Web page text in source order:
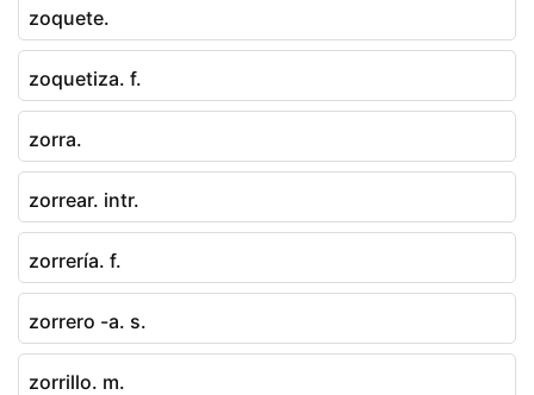
zoquete.
zoquetiza. f.
zorra.
zorrear. intr.
zorrería. f.
zorrero -a. s.
zorrillo. m.